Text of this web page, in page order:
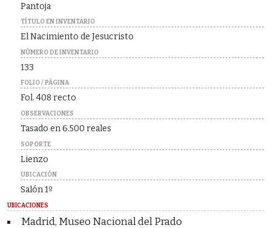
Pantoja
TÍTULO EN INVENTARIO
El Nacimiento de Jesucristo
NÚMERO DE INVENTARIO
133
FOLIO / PÁGINA
Fol. 408 recto
OBSERVACIONES
Tasado en 6.500 reales
SOPORTE
Lienzo
UBICACIÓN
Salón 1º
UBICACIONES
Madrid, Museo Nacional del Prado